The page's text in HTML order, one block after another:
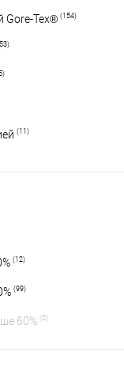
Gore-Tex® (154)
(11)
(12)
(99)
60% (0)